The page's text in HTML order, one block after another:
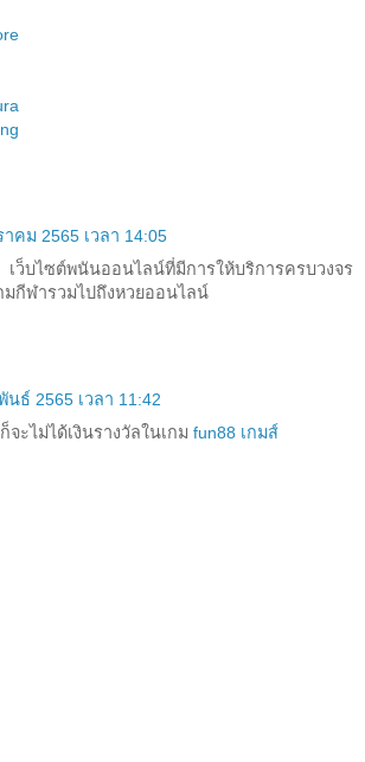
าคม 2565 เวลา 14:05
เว็บไซต์พนันออนไลน์ที่มีการให้บริการครบวงจร
มกีฬารวมไปถึงหวยออนไลน์
นธ์ 2565 เวลา 11:42
จะไม่ได้เงินรางวัลในเกม fun88 เกมส์